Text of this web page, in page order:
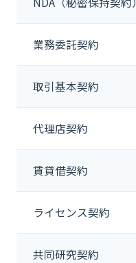
業務委託契約
取引基本契約
代理店契約
賃貸借契約
ライセンス契約
共同研究契約